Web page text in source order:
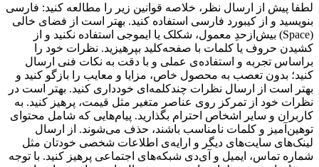
لطفا پیش از ارسال نظر، خلاصه قوانین زیر را مطالعه کنید: فارسی
بنویسید و از کیبورد فارسی استفاده کنید. بهتر است از فضای خالی
(Space) بیش‌از‌حدِ معمول، شکلک یا ایموجی استفاده نکنید و از
کشیدن حروف یا کلمات با صفحه‌کلید بپرهیزید. نظرات خود را
براساس تجربه و استفاده‌ی عملی و با دقت به نکات فنی ارسال
کنید؛ بدون تعصب به محصول خاص، مزایا و معایب را بازگو کنید و
بهتر است از ارسال نظرات چندکلمه‌‌ای خودداری کنید. بهتر است در
نظرات خود از تمرکز روی عناصر متغیر مثل قیمت، پرهیز کنید. به
کاربران و سایر اشخاص احترام بگذارید. پیام‌هایی که شامل محتوای
توهین‌آمیز و کلمات نامناسب باشند، حذف می‌شوند. از ارسال
لینک‌های سایت‌های دیگر و ارایه‌ی اطلاعات شخصی خودتان مثل
شماره تماس، ایمیل و آی‌دی شبکه‌های اجتماعی پرهیز کنید. با توجه